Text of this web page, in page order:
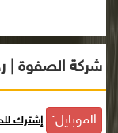
شركة الصفوة |
الموبايل: إشترك